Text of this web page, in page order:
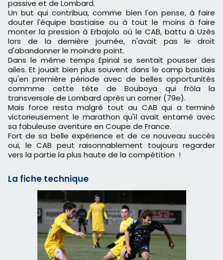
passive et de Lombard.
Un but qui contribua, comme bien l'on pense, à faire
douter l'équipe bastiaise ou à tout le moins à faire
monter la pression à Erbajolo où le CAB, battu à Uzès
lors de la dernière journée, n'avait pas le droit
d'abandonner le moindre point.
Dans le même temps Epinal se sentait pousser des
ailes. Et jouait bien plus souvent dans le camp bastiais
qu'en première période avec de belles opportunités
commme cette tête de Bouboya qui frôla la
transversale de Lombard après un corner (79e).
Mais force resta malgré tout au CAB qui a terminé
victorieusement le marathon qu'il avait entamé avec
sa fabuleuse aventure en Coupe de France.
Fort de sa belle expérience et de ce nouveau succès
oui, le CAB peut raisonnablement toujours regarder
vers la partie la plus haute de la compétition !
La fiche technique